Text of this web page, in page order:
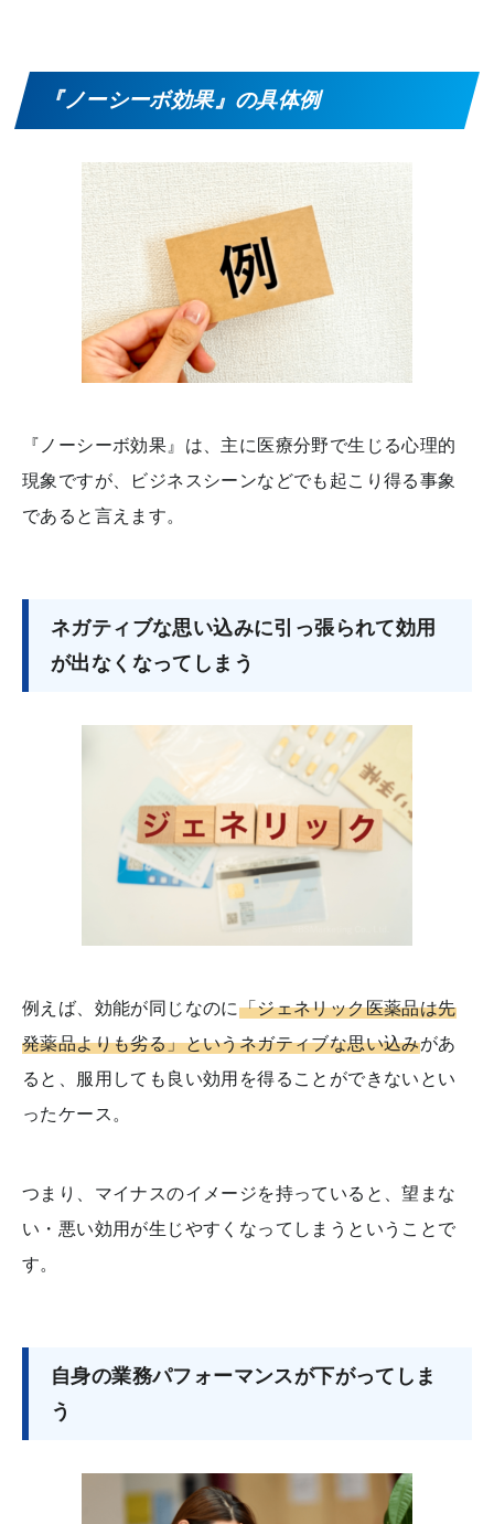
『ノーシーボ効果』の具体例
『ノーシーボ効果』は、主に医療分野で生じる心理的
現象ですが、ビジネスシーンなどでも起こり得る事象
であると言えます。
ネガティブな思い込みに引っ張られて効用
が出なくなってしまう
例えば、効能が同じなのに「ジェネリック医薬品は先
発薬品よりも劣る」というネガティブな思い込みがあ
ると、服用しても良い効用を得ることができないとい
ったケース。
つまり、マイナスのイメージを持っていると、望まな
い・悪い効用が生じやすくなってしまうということで
す。
自身の業務パフォーマンスが下がってしま
う